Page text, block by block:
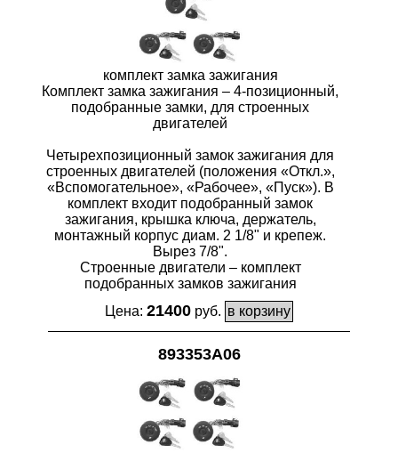
комплект замка зажигания
Комплект замка зажигания – 4-позиционный,
подобранные замки, для строенных
двигателей
Четырехпозиционный замок зажигания для
строенных двигателей (положения «Откл.»,
«Вспомогательное», «Рабочее», «Пуск»). В
комплект входит подобранный замок
зажигания, крышка ключа, держатель,
монтажный корпус диам. 2 1/8" и крепеж.
Вырез 7/8".
Строенные двигатели – комплект
подобранных замков зажигания
Цена: 21400 руб.
893353A06